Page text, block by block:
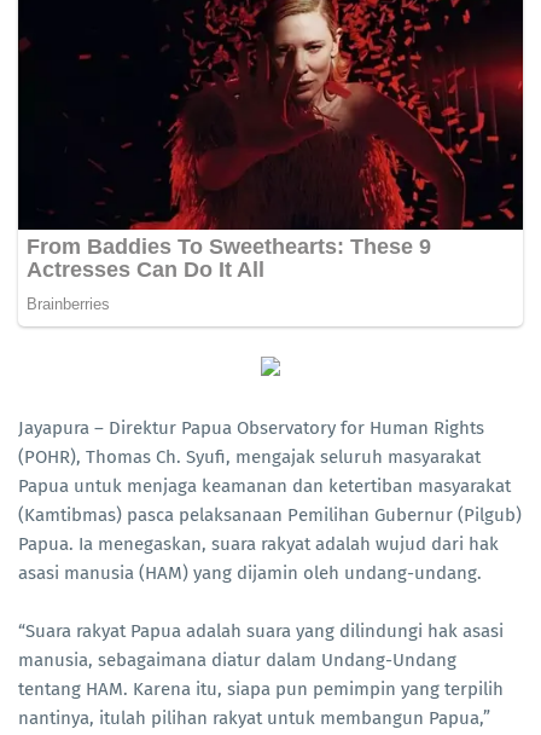
Jayapura – Direktur Papua Observatory for Human Rights
(POHR), Thomas Ch. Syufi, mengajak seluruh masyarakat
Papua untuk menjaga keamanan dan ketertiban masyarakat
(Kamtibmas) pasca pelaksanaan Pemilihan Gubernur (Pilgub)
Papua. Ia menegaskan, suara rakyat adalah wujud dari hak
asasi manusia (HAM) yang dijamin oleh undang-undang.
“Suara rakyat Papua adalah suara yang dilindungi hak asasi
manusia, sebagaimana diatur dalam Undang-Undang
tentang HAM. Karena itu, siapa pun pemimpin yang terpilih
nantinya, itulah pilihan rakyat untuk membangun Papua,”